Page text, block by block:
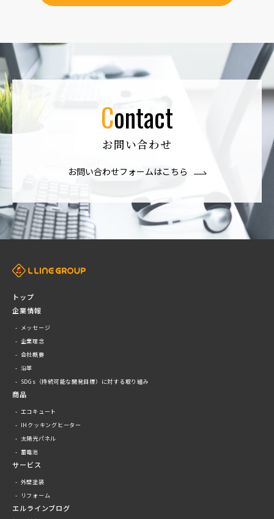
contact
お問い合わせ
お問い合わせフォームはこちら
トップ
企業情報
メッセージ
企業理念
会社概要
沿革
SDGs（持続可能な開発目標）に対する取り組み
商品
エコキュート
IHクッキングヒーター
太陽光パネル
蓄電池
サービス
外壁塗装
リフォーム
エルラインブログ